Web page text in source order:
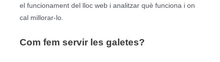
el funcionament del lloc web i analitzar què funciona i on
cal millorar-lo.
Com fem servir les galetes?